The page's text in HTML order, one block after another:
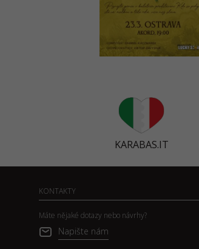
KARABAS.IT
KONTAKTY
Máte nějaké dotazy nebo návrhy?
Napište nám